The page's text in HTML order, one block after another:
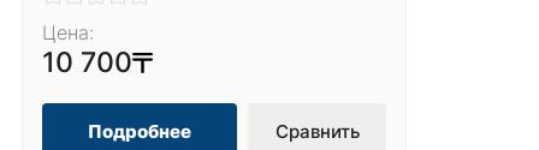
Цена:
10 700
Подробнее Сравнить